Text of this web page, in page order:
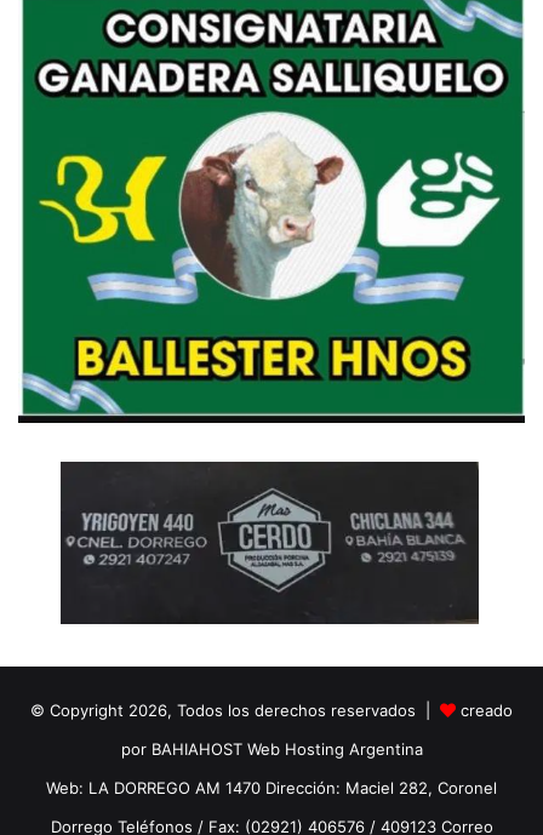
© Copyright 2026, Todos los derechos reservados |
creado
por BAHIAHOST Web Hosting Argentina
Web: LA DORREGO AM 1470 Dirección: Maciel 282, Coronel
Dorrego Teléfonos / Fax: (02921) 406576 / 409123 Correo